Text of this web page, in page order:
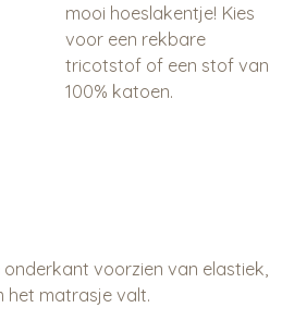
mooi hoeslakentje! Kies
voor een rekbare
tricotstof of een stof van
100% katoen.
voorzien van elastiek,
het matrasje valt.